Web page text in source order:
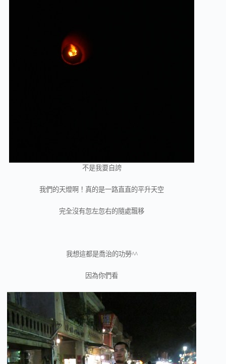
不是我要自誇
我們的天燈啊！真的是一路直直的平升天空
完全沒有忽左忽右的隨處飄移
我想這都是喬治的功勞^^
因為你們看